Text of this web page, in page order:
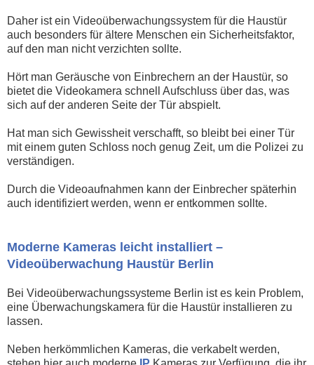
Daher ist ein Videoüberwachungssystem für die Haustür
auch besonders für ältere Menschen ein Sicherheitsfaktor,
auf den man nicht verzichten sollte.
Hört man Geräusche von Einbrechern an der Haustür, so
bietet die Videokamera schnell Aufschluss über das, was
sich auf der anderen Seite der Tür abspielt.
Hat man sich Gewissheit verschafft, so bleibt bei einer Tür
mit einem guten Schloss noch genug Zeit, um die Polizei zu
verständigen.
Durch die Videoaufnahmen kann der Einbrecher späterhin
auch identifiziert werden, wenn er entkommen sollte.
Moderne Kameras leicht installiert –
Videoüberwachung Haustür Berlin
Bei Videoüberwachungssysteme Berlin ist es kein Problem,
eine Überwachungskamera für die Haustür installieren zu
lassen.
Neben herkömmlichen Kameras, die verkabelt werden,